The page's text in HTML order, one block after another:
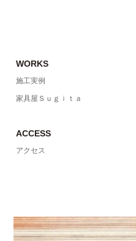
WORKS
施工実例
家具屋Ｓｕｇｉｔａ
ACCESS
アクセス